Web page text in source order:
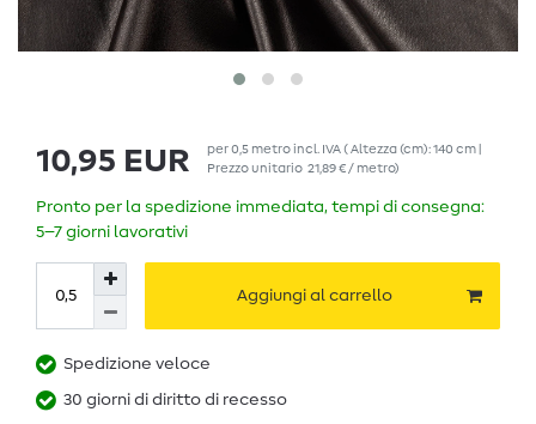
10,95 EUR per0,5 metro incl. IVA( Altezza (cm): 140 cm |
Prezzo unitario 21,89 € / metro)
Pronto per la spedizione immediata, tempi di consegna:
5–7 giorni lavorativi
Aggiungi al carrello
Spedizione veloce
30 giorni di diritto di recesso